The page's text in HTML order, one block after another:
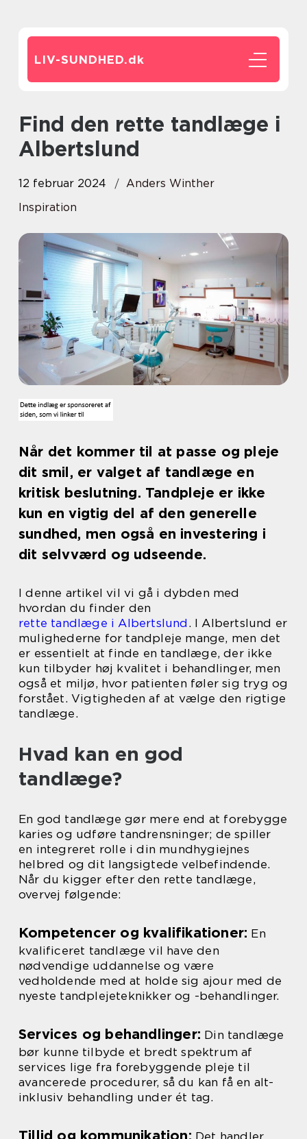
LIV-SUNDHED.dk
Find den rette tandlæge i
Albertslund
12 februar 2024
Anders Winther
Inspiration
Når det kommer til at passe og pleje
dit smil, er valget af tandlæge en
kritisk beslutning. Tandpleje er ikke
kun en vigtig del af den generelle
sundhed, men også en investering i
dit selvværd og udseende.
I denne artikel vil vi gå i dybden med
hvordan du finder den
rette tandlæge i Albertslund . I Albertslund er
mulighederne for tandpleje mange, men det
er essentielt at finde en tandlæge, der ikke
kun tilbyder høj kvalitet i behandlinger, men
også et miljø, hvor patienten føler sig tryg og
forstået. Vigtigheden af at vælge den rigtige
tandlæge.
Hvad kan en god
tandlæge?
En god tandlæge gør mere end at forebygge
karies og udføre tandrensninger; de spiller
en integreret rolle i din mundhygiejnes
helbred og dit langsigtede velbefindende.
Når du kigger efter den rette tandlæge,
overvej følgende:
Kompetencer og kvalifikationer: En
kvalificeret tandlæge vil have den
nødvendige uddannelse og være
vedholdende med at holde sig ajour med de
nyeste tandplejeteknikker og -behandlinger.
Services og behandlinger: Din tandlæge
bør kunne tilbyde et bredt spektrum af
services lige fra forebyggende pleje til
avancerede procedurer, så du kan få en alt-
inklusiv behandling under ét tag.
Tillid og kommunikation: Det handler